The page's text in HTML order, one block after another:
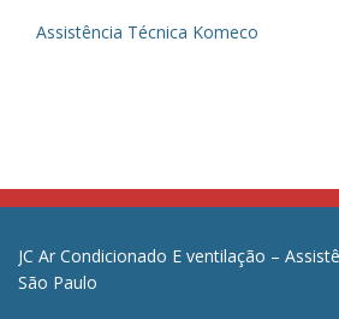
Assistência Técnica Komeco
JC Ar Condicionado E ventilação –
São Paulo